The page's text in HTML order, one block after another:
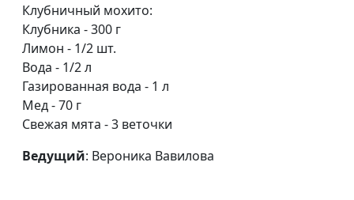
Овощи в мисо соусе
Ленивые вареники с вишней
«Басбуса»: рецепт египетского
Клубничный мохито:
Клубника - 300 г
Лимон - 1/2 шт.
Вода - 1/2 л
Газированная вода - 1 л
Мед - 70 г
Свежая мята - 3 веточки
Ведущий: Вероника Вавилова